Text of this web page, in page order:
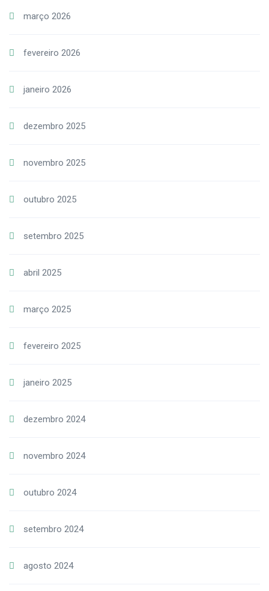
março 2026
fevereiro 2026
janeiro 2026
dezembro 2025
novembro 2025
outubro 2025
setembro 2025
abril 2025
março 2025
fevereiro 2025
janeiro 2025
dezembro 2024
novembro 2024
outubro 2024
setembro 2024
agosto 2024